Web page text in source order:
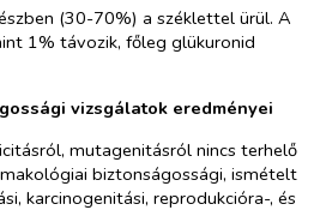
(30-70%) a széklettel ürül. A
1% távozik, főleg glükuronid
vizsgálatok eredményei
mutagenitásról nincs terhelő
biztonságossági, ismételt
karcinogenitási, reprodukcióra-, és